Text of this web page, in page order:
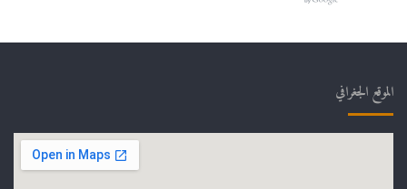
الموقع الجغرافي